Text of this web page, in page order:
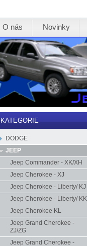
O nás Novinky
KATEGORIE
DODGE
JEEP
Jeep Commander - XK/XH
Jeep Cherokee - XJ
Jeep Cherokee - Liberty/ KJ
Jeep Cherokee - Liberty/ KK
Jeep Cherokee KL
Jeep Grand Cherokee -
ZJ/ZG
Jeep Grand Cherokee -